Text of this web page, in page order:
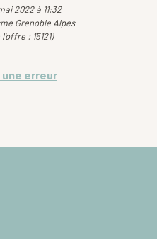
2022 à 11:32
Grenoble Alpes
l'offre : 15121)
une erreur